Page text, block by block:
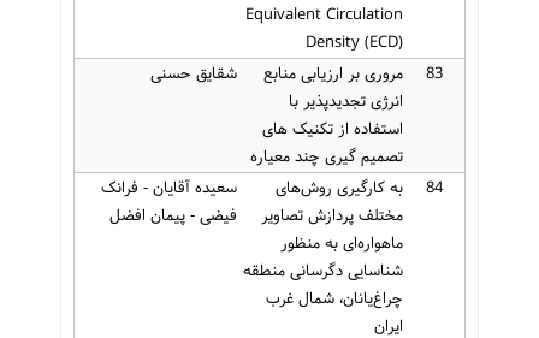
Equivalent Circulation
Density (ECD)
83
مروری بر ارزیابی منابع
انرژی تجدیدپذیر با
استفاده از تکنیک های
تصمیم گیری چند معیاره
شقایق حسنی
84
به کارگیری روش‌های
مختلف پردازش تصاویر
ماهواره‌ای به منظور
شناسایی دگرسانی منطقه
چراغ‌یانان، شمال غرب
ایران
سعیده آقایان - فرانک
فیضی - پیمان افضل